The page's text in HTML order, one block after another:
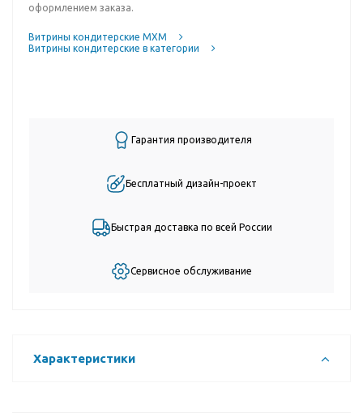
оформлением заказа.
Витрины кондитерские МХМ
Витрины кондитерские в категории
Гарантия производителя
Бесплатный дизайн-проект
Быстрая доставка по всей России
Сервисное обслуживание
Характеристики